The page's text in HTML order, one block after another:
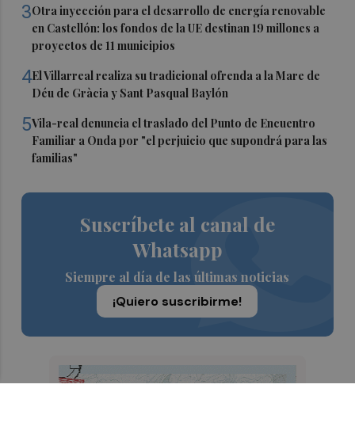
3Otra inyección para el desarrollo de energía renovable
en Castellón: los fondos de la UE destinan 19 millones a
proyectos de 11 municipios
4El Villarreal realiza su tradicional ofrenda a la Mare de
Déu de Gràcia y Sant Pasqual Baylón
5Vila-real denuncia el traslado del Punto de Encuentro
Familiar a Onda por "el perjuicio que supondrá para las
familias"
Suscríbete al canal de
Whatsapp
Siempre al día de las últimas noticias
¡Quiero suscribirme!